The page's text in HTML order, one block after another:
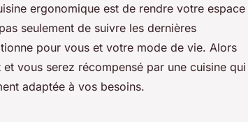
ergonomique est de rendre votre espace
seulement de suivre les dernières
pour vous et votre mode de vie. Alors
vous serez récompensé par une cuisine qui
adaptée à vos besoins.